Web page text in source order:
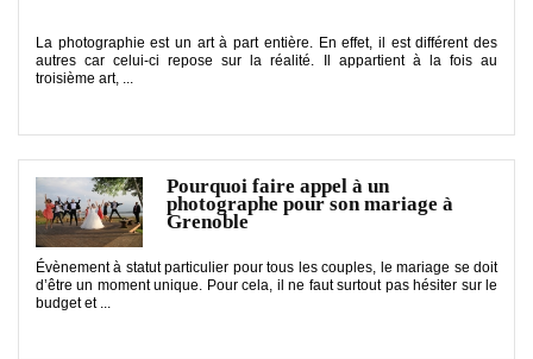
La photographie est un art à part entière. En effet, il est différent des
autres car celui-ci repose sur la réalité. Il appartient à la fois au
troisième art, ...
Pourquoi faire appel à un
photographe pour son mariage à
Grenoble
Évènement à statut particulier pour tous les couples, le mariage se doit
d’être un moment unique. Pour cela, il ne faut surtout pas hésiter sur le
budget et ...